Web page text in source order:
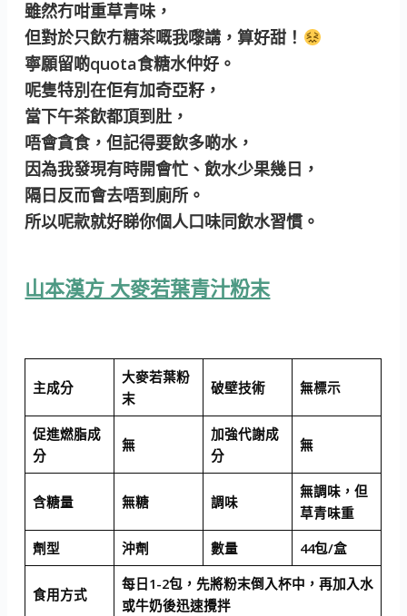
雖然冇咁重草青味，
但對於只飲冇糖茶嘅我嚟講，算好甜！
寧願留啲quota食糖水仲好。
呢隻特別在佢有加奇亞籽，
當下午茶飲都頂到肚，
唔會貪食，但記得要飲多啲水，
因為我發現有時開會忙、飲水少果幾日，
隔日反而會去唔到廁所。
所以呢款就好睇你個人口味同飲水習慣。
山本漢方 大麥若葉青汁粉末
主成分
大麥若葉粉
末
破壁技術 無標示
促進燃脂成
分
無
加強代謝成
分
無
含糖量 無糖 調味
無調味，但
草青味重
劑型
沖劑 數量 44包/盒
食用方式
每日1-2包，先將粉末倒入杯中，再加入水
或牛奶後迅速攪拌